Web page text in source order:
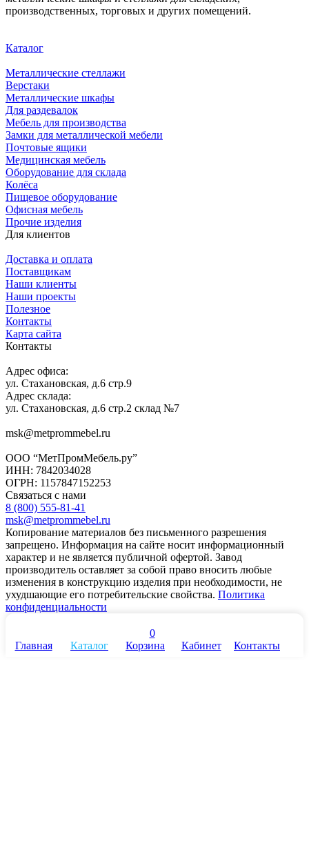
производственных, торговых и других помещений.
Каталог
Металлические стеллажи
Верстаки
Металлические шкафы
Для раздевалок
Мебель для производства
Замки для металлической мебели
Почтовые ящики
Медицинская мебель
Оборудование для склада
Колёса
Пищевое оборудование
Офисная мебель
Прочие изделия
Для клиентов
Доставка и оплата
Поставщикам
Наши клиенты
Наши проекты
Полезное
Контакты
Карта сайта
Контакты
Адрес офиса:
ул. Стахановская, д.6 стр.9
Адрес склада:
ул. Стахановская, д.6 стр.2 склад №7
msk@metprommebel.ru
ООО “МетПромМебель.ру”
ИНН: 7842034028
ОГРН: 1157847152253
Связаться с нами
8 (800) 555-81-41
msk@metprommebel.ru
Копирование материалов без письменного разрешения
запрещено. Информация на сайте носит информационный
характер и не является публичной офертой. Завод
производитель оставляет за собой право вносить любые
изменения в конструкцию изделия при необходимости, не
ухудшающие его потребительские свойства. Политика
конфиденциальности
Главная Каталог
0
Корзина
Кабинет Контакты